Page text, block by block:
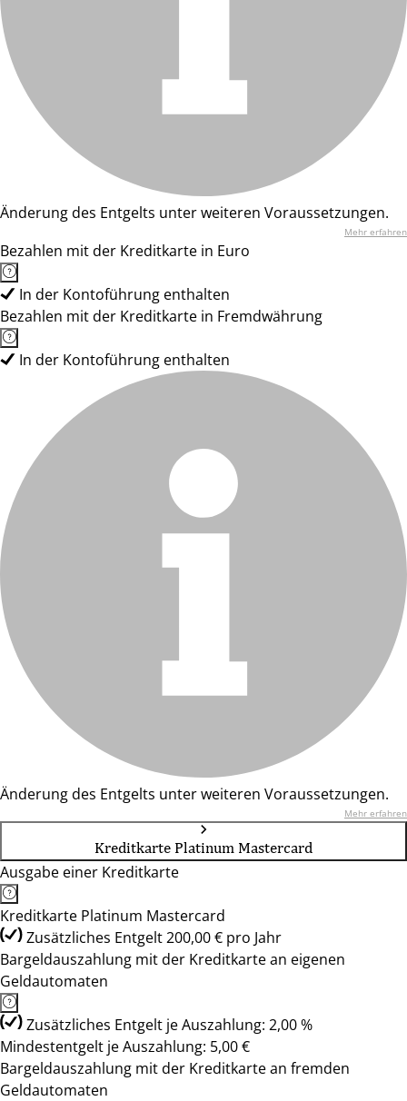
Änderung des Entgelts unter weiteren Voraussetzungen.
Mehr erfahren
Bezahlen mit der Kreditkarte in Euro
In der Kontoführung enthalten
Bezahlen mit der Kreditkarte in Fremdwährung
In der Kontoführung enthalten
Änderung des Entgelts unter weiteren Voraussetzungen.
Mehr erfahren
Kreditkarte Platinum Mastercard
Ausgabe einer Kreditkarte
Kreditkarte Platinum Mastercard
Zusätzliches Entgelt 200,00 € pro Jahr
Bargeldauszahlung mit der Kreditkarte an eigenen
Geldautomaten
Zusätzliches Entgelt je Auszahlung: 2,00 %
Mindestentgelt je Auszahlung: 5,00 €
Bargeldauszahlung mit der Kreditkarte an fremden
Geldautomaten